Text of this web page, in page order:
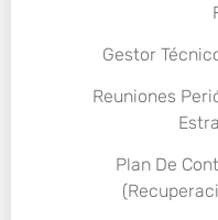
Gestor
Reuniones
Plan De